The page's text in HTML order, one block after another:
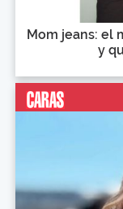
Mom jeans: el
y